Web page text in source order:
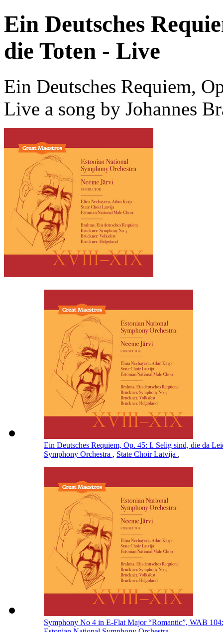
Ein Deutsches
die Toten - Live
Ein Deutsches Requiem,
Live a song by Johannes
Ein Deutsches Requiem, Op. 45: I. Selig sind, die da
Symphony Orchestra , State Choir Latvija ,
Symphony No 4 in E-Flat Major “Romantic”, WAB